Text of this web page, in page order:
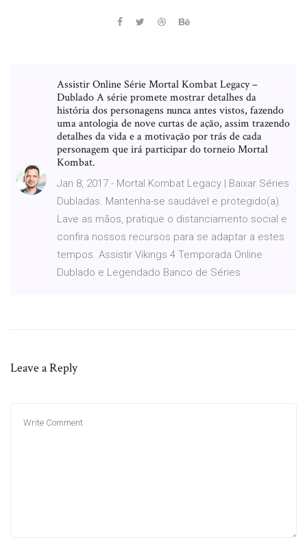
Assistir Online Série Mortal Kombat Legacy –
Dublado A série promete mostrar detalhes da
história dos personagens nunca antes vistos, fazendo
uma antologia de nove curtas de ação, assim trazendo
detalhes da vida e a motivação por trás de cada
personagem que irá participar do torneio Mortal
Kombat.
Jan 8, 2017 - Mortal Kombat Legacy | Baixar Séries
Dubladas. Mantenha-se saudável e protegido(a).
Lave as mãos, pratique o distanciamento social e
confira nossos recursos para se adaptar a estes
tempos. Assistir Vikings 4 Temporada Online
Dublado e Legendado Banco de Séries
Leave a Reply